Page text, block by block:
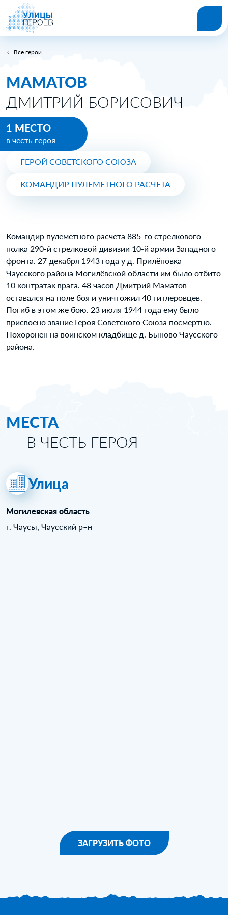
Все герои
МАМАТОВ
ДМИТРИЙ БОРИСОВИЧ
1 МЕСТО
в честь героя
ГЕРОЙ СОВЕТСКОГО СОЮЗА
КОМАНДИР ПУЛЕМЕТНОГО РАСЧЕТА
Командир пулеметного расчета 885-го стрелкового
полка 290-й стрелковой дивизии 10-й армии Западного
фронта. 27 декабря 1943 года у д. Прилёповка
Чаусского района Могилёвской области им было отбито
10 контратак врага. 48 часов Дмитрий Маматов
оставался на поле боя и уничтожил 40 гитлеровцев.
Погиб в этом же бою. 23 июля 1944 года ему было
присвоено звание Героя Советского Союза посмертно.
Похоронен на воинском кладбище д. Быново Чаусского
района.
МЕСТА
В ЧЕСТЬ ГЕРОЯ
Улица
Могилевская область
г. Чаусы, Чаусский р–н
ЗАГРУЗИТЬ ФОТО